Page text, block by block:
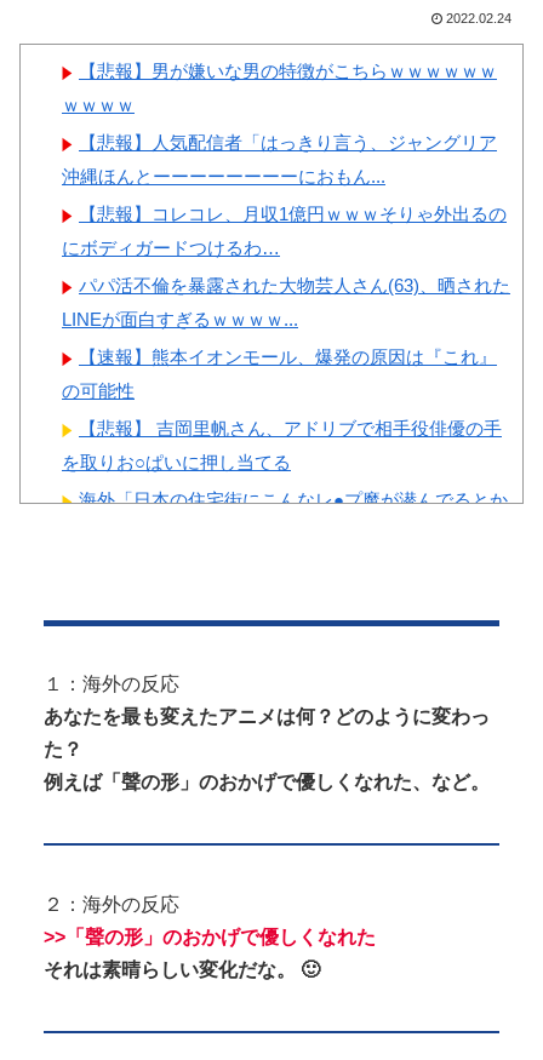
Powered by livedoor 相互RSS
韓国人「大韓航空の熊本地震
飲料水支援に対する日本人の反
応をご覧ください・・・」
韓国人「悲報：FIFA会長にさ
え2002年W杯で韓国が審判を買
収していたと思われていた模
様…（ﾌﾞﾙﾌﾞﾙ」＝韓国の反応
2022.02.24
【悲報】男が嫌いな男の特徴がこちらｗｗｗｗｗｗ
ｗｗｗｗ
【悲報】人気配信者「はっきり言う、ジャングリア
沖縄ほんとーーーーーーーーにおもん...
【悲報】コレコレ、月収1億円ｗｗｗそりゃ外出るの
にボディガードつけるわ…
パパ活不倫を暴露された大物芸人さん(63)、晒された
LINEが面白すぎるｗｗｗｗ...
【速報】熊本イオンモール、爆発の原因は『これ』
の可能性
【悲報】 吉岡里帆さん、アドリブで相手役俳優の手
を取りお○ぱいに押し当てる
海外「日本の住宅街にこんなレ●プ魔が潜んでるとか
♥️????♥️
【神乳】 脱いだら凄いボーイッシュ女子、ボーイッ
シュがどうでも良くなる ”お○ぱ...
１：海外の反応
あなたを最も変えたアニメは何？どのように変わっ
た？
例えば「聲の形」のおかげで優しくなれた、など。
２：海外の反応
>> 「聲の形」のおかげで優しくなれた
それは素晴らしい変化だな。 🙂